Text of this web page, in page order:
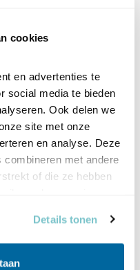
cookies
en advertenties te
social media te bieden
Ook delen we
site met onze
en analyse. Deze
combineren met andere
of die ze hebben
Details tonen